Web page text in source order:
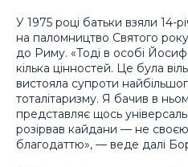
У 1975 році батьки взяли 14-
на паломництво Святого
до Риму. «Тоді в особі
кілька цінностей. Це була
вистояла супроти
тоталітаризму. Я бачив в
представляє щось
розірвав кайдани — не
благодаттю», — веде далі